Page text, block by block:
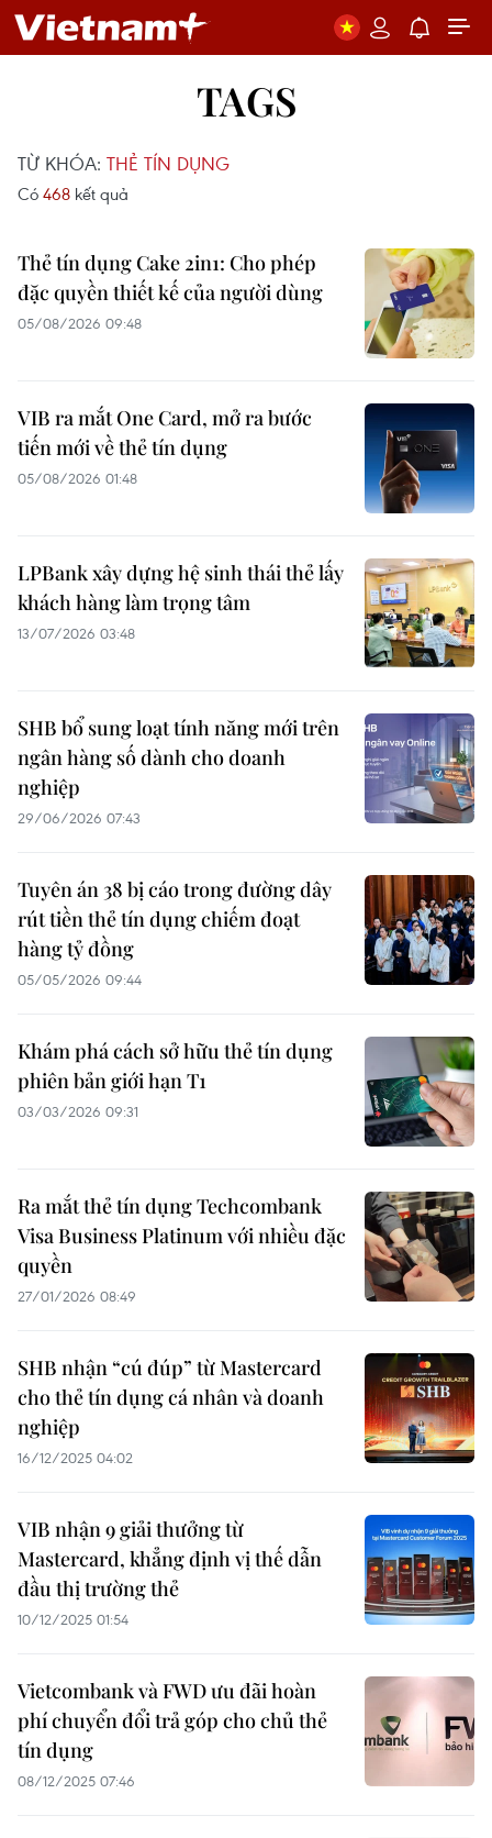
TAGS
TỪ KHÓA: THẺ TÍN DỤNG
Có 468 kết quả
Thẻ tín dụng Cake 2in1: Cho phép
đặc quyền thiết kế của người dùng
05/08/2026 09:48
VIB ra mắt One Card, mở ra bước
tiến mới về thẻ tín dụng
05/08/2026 01:48
LPBank xây dựng hệ sinh thái thẻ lấy
khách hàng làm trọng tâm
13/07/2026 03:48
SHB bổ sung loạt tính năng mới trên
ngân hàng số dành cho doanh
nghiệp
29/06/2026 07:43
Tuyên án 38 bị cáo trong đường dây
rút tiền thẻ tín dụng chiếm đoạt
hàng tỷ đồng
05/05/2026 09:44
Khám phá cách sở hữu thẻ tín dụng
phiên bản giới hạn T1
03/03/2026 09:31
Ra mắt thẻ tín dụng Techcombank
Visa Business Platinum với nhiều đặc
quyền
27/01/2026 08:49
SHB nhận “cú đúp” từ Mastercard
cho thẻ tín dụng cá nhân và doanh
nghiệp
16/12/2025 04:02
VIB nhận 9 giải thưởng từ
Mastercard, khẳng định vị thế dẫn
đầu thị trường thẻ
10/12/2025 01:54
Vietcombank và FWD ưu đãi hoàn
phí chuyển đổi trả góp cho chủ thẻ
tín dụng
08/12/2025 07:46